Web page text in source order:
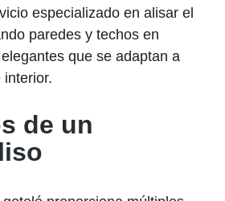
especializado en alisar el
paredes y techos en
que se adaptan a
interior.
de un